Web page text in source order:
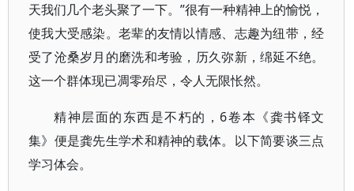
天我们几个老头聚了一下。”很有一种精神上的愉悦，
使我大受感染。老辈的友情以情感、志趣为纽带，经
受了沧桑岁月的磨洗和考验，历久弥新，绵延不绝。
这一个群体现已凋零殆尽，令人无限怅然。
精神层面的东西是不朽的，6卷本《龚书铎文
集》便是龚先生学术和精神的载体。以下简要谈三点
学习体会。